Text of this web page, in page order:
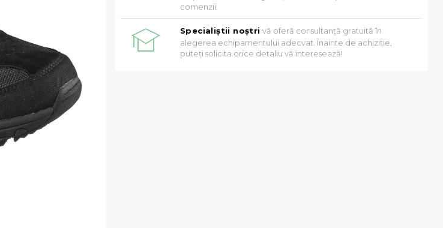
comenzii.
Specialiștii noștri vă oferă consultanță gratuită în
alegerea echipamentului adecvat. Înainte de achiziție,
puteți solicita orice detaliu vă interesează!